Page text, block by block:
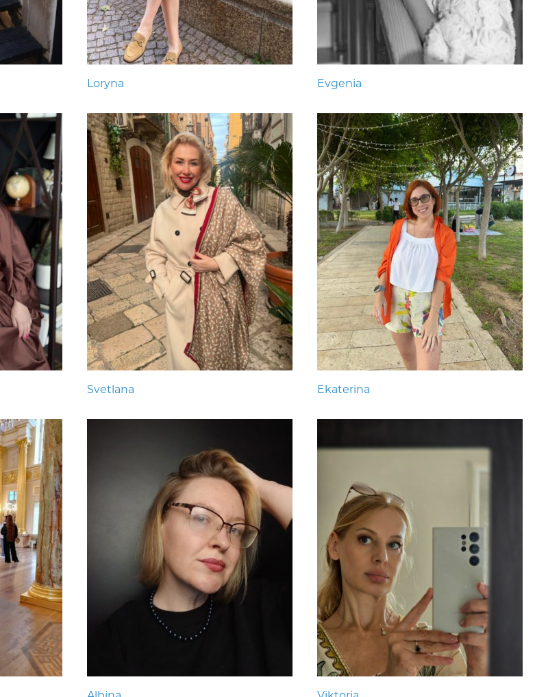
Loryna Evgenia
Svetlana Ekaterina